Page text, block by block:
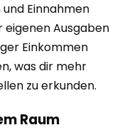
Einnahmen
eigenen Ausgaben
Einkommen
was dir mehr
zu erkunden.
Raum